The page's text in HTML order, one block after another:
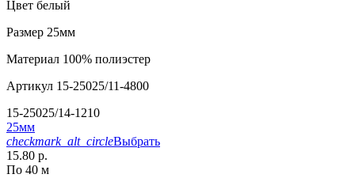
Цвет белый
Размер 25мм
Материал 100% полиэстер
Артикул 15-25025/11-4800
15-25025/14-1210
25мм
checkmark_alt_circleВыбрать
15.80 р.
По 40 м